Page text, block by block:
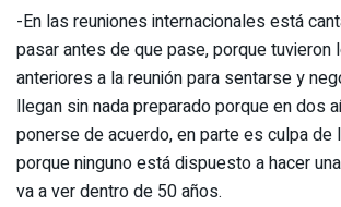
-En las reuniones internacionales está
pasar antes de que pase, porque tuvieron
anteriores a la reunión para sentarse y
llegan sin nada preparado porque en dos
ponerse de acuerdo, en parte es culpa
porque ninguno está dispuesto a hacer
va a ver dentro de 50 años.